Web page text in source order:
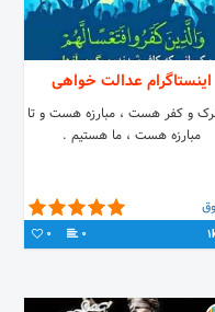
اینستاگرام عدالت خواهی
و کفر هست ، مبارزه هست و تا
مبارزه هست ، ما هستیم .
0
0